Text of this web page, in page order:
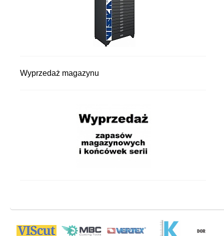
Wyprzedaż magazynu